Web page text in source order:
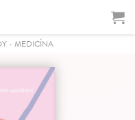
- MEDICÍNA